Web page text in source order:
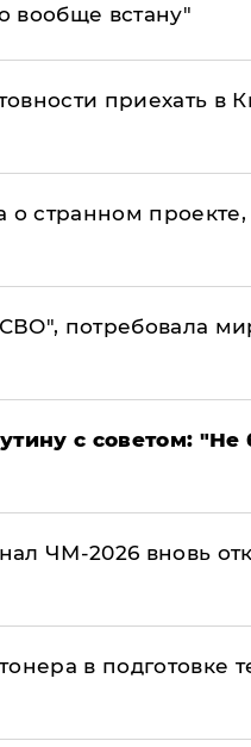
вообще встану"
приехать в
о странном проекте,
потребовала
с советом: "Не
ЧМ-2026 вновь
в подготовке